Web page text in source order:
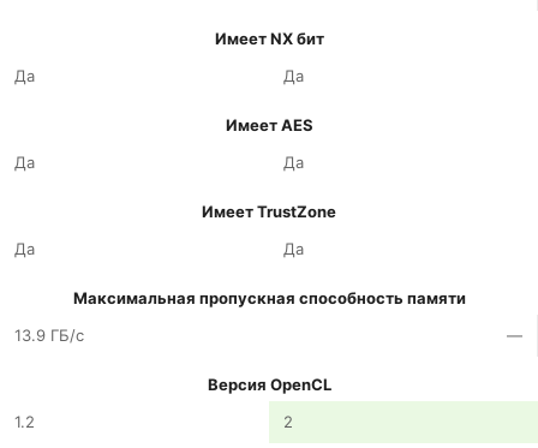
Имеет NX бит
Да
Да
Имеет AES
Да
Да
Имеет TrustZone
Да
Да
Максимальная пропускная способность памяти
13.9 ГБ/с
—
Версия OpenCL
1.2
2